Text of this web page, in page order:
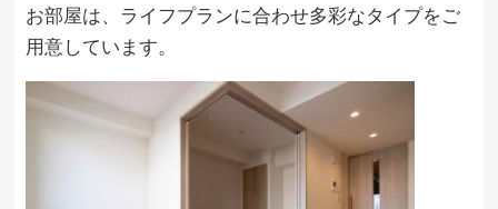
お部屋は、ライフプランに合わせ多彩なタイプをご
用意しています。